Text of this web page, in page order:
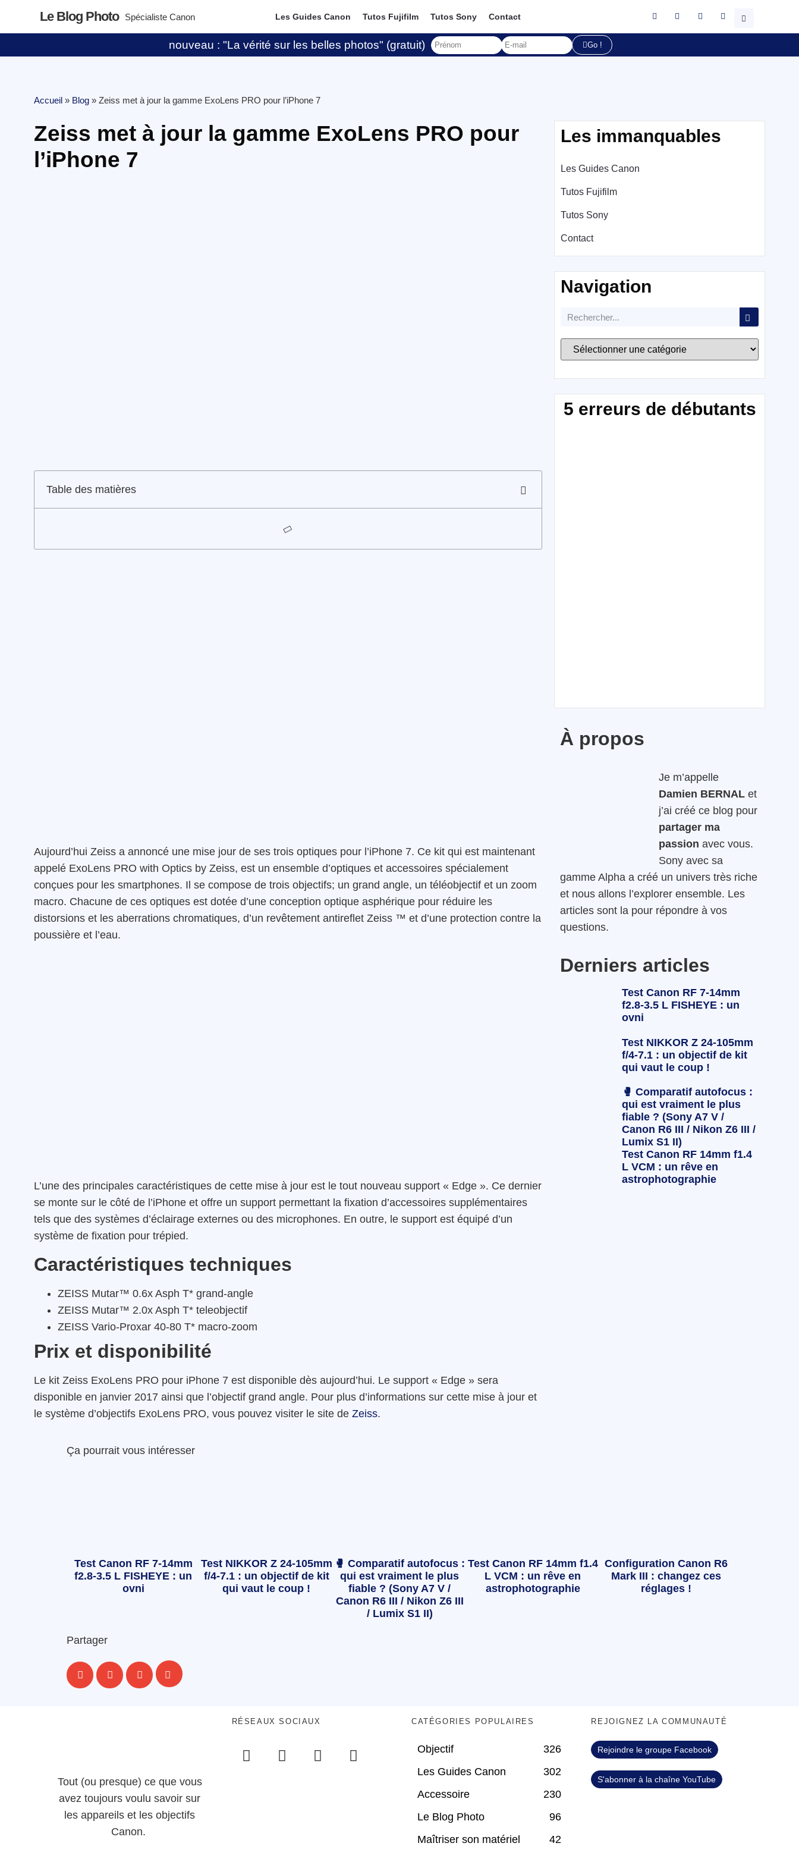
Le Blog Photo Spécialiste Canon Les Guides Canon Tutos Fujifilm Tutos Sony Contact
nouveau : "La vérité sur les belles photos" (gratuit) Go !
Accueil » Blog » Zeiss met à jour la gamme ExoLens PRO pour l’iPhone 7
Zeiss met à jour la gamme ExoLens PRO pour
l’iPhone 7
Table des matières
Aujourd’hui Zeiss a annoncé une mise jour de ses trois optiques pour l’iPhone 7. Ce kit qui est maintenant
appelé ExoLens PRO with Optics by Zeiss, est un ensemble d’optiques et accessoires spécialement
conçues pour les smartphones. Il se compose de trois objectifs; un grand angle, un téléobjectif et un zoom
macro. Chacune de ces optiques est dotée d’une conception optique asphérique pour réduire les
distorsions et les aberrations chromatiques, d’un revêtement antireflet Zeiss ™ et d’une protection contre la
poussière et l’eau.
L’une des principales caractéristiques de cette mise à jour est le tout nouveau support « Edge ». Ce dernier
se monte sur le côté de l’iPhone et offre un support permettant la fixation d’accessoires supplémentaires
tels que des systèmes d’éclairage externes ou des microphones. En outre, le support est équipé d’un
système de fixation pour trépied.
Caractéristiques techniques
ZEISS Mutar™ 0.6x Asph T* grand-angle
ZEISS Mutar™ 2.0x Asph T* teleobjectif
ZEISS Vario-Proxar 40-80 T* macro-zoom
Prix et disponibilité
Le kit Zeiss ExoLens PRO pour iPhone 7 est disponible dès aujourd’hui. Le support « Edge » sera
disponible en janvier 2017 ainsi que l’objectif grand angle. Pour plus d’informations sur cette mise à jour et
le système d’objectifs ExoLens PRO, vous pouvez visiter le site de Zeiss.
Les immanquables
Les Guides Canon
Tutos Fujifilm
Tutos Sony
Contact
Navigation
5 erreurs de débutants
À propos
Je m’appelle
Damien BERNAL et
j’ai créé ce blog pour
partager ma
passion avec vous.
Sony avec sa
gamme Alpha a créé un univers très riche
et nous allons l’explorer ensemble. Les
articles sont la pour répondre à vos
questions.
Derniers articles
Test Canon RF 7-14mm
f2.8-3.5 L FISHEYE : un
ovni
Test NIKKOR Z 24-105mm
f/4-7.1 : un objectif de kit
qui vaut le coup !
🥊 Comparatif autofocus :
qui est vraiment le plus
fiable ? (Sony A7 V /
Canon R6 III / Nikon Z6 III /
Lumix S1 II)
Test Canon RF 14mm f1.4
L VCM : un rêve en
astrophotographie
Ça pourrait vous intéresser
Test Canon RF 7-14mm
f2.8-3.5 L FISHEYE : un
ovni
Test NIKKOR Z 24-105mm
f/4-7.1 : un objectif de kit
qui vaut le coup !
🥊 Comparatif autofocus :
qui est vraiment le plus
fiable ? (Sony A7 V /
Canon R6 III / Nikon Z6 III
/ Lumix S1 II)
Test Canon RF 14mm f1.4
L VCM : un rêve en
astrophotographie
Configuration Canon R6
Mark III : changez ces
réglages !
Partager
Tout (ou presque) ce que vous
avez toujours voulu savoir sur
les appareils et les objectifs
Canon.
RÉSEAUX SOCIAUX CATÉGORIES POPULAIRES
Objectif
326
Les Guides Canon
302
Accessoire
230
Le Blog Photo
96
Maîtriser son matériel
42
REJOIGNEZ LA COMMUNAUTÉ
Rejoindre le groupe Facebook
S'abonner à la chaîne YouTube